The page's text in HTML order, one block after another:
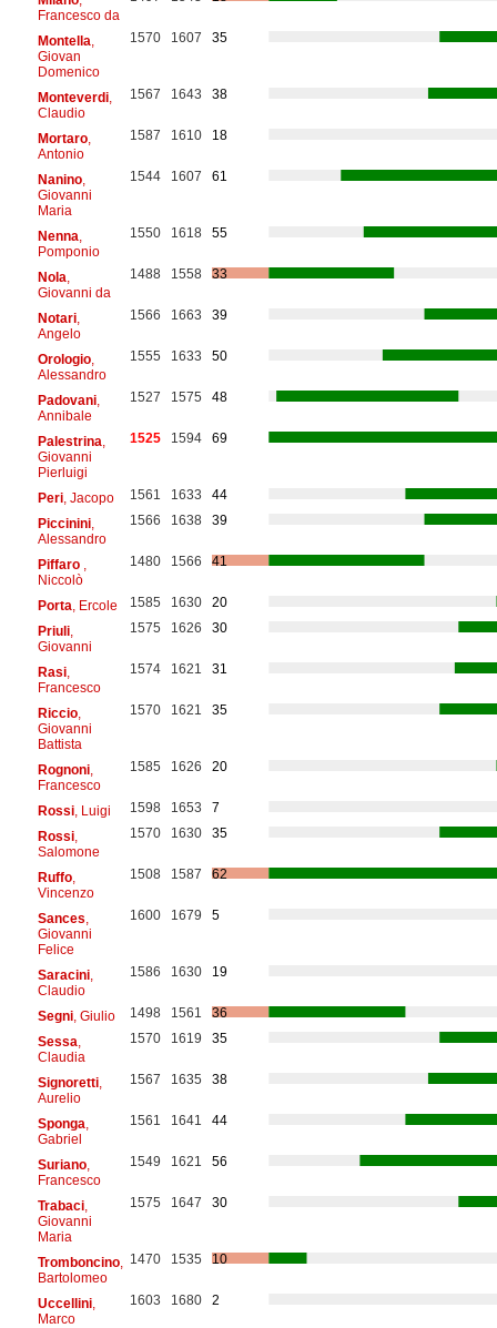
Francesco da
Montella
Giovan
Domenico
1570 1607 35
Monteverdi,
Claudio
1567 1643 38
Mortaro,
Antonio
1587 1610 18
Nanino,
Giovanni
Maria
1544 1607 61
Nenna
Pomponio
1550 1618 55
Nola
Giovanni da
1488 1558 33
Notari,
Angelo
1566 1663 39
Orologio,
Alessandro
1555 1633 50
Padovani,
Annibale
1527 1575 48
Palestrina
Giovanni
Pierluigi
1525 1594 69
Peri, Jacopo 1561 1633
44
Piccinini,
Alessandro
1566 1638 39
Piffaro
Niccolò
1480 1566 41
Porta , Ercole 1585 1630
20
Priuli,
Giovanni
1575 1626 30
Rasi,
Francesco
1574 1621 31
Riccio,
Giovanni
Battista
1570 1621 35
Rognoni,
Francesco
1585 1626 20
Rossi, Luigi 1598 1653
7
Rossi,
Salomone
1570 1630 35
Ruffo,
Vincenzo
1508 1587 62
Sances
Giovanni
Felice
1600 1679 5
Saracini,
Claudio
1586 1630 19
Segni, Giulio 1498 1561
36
Sessa
Claudia
1570 1619 35
Signoretti,
Aurelio
1567 1635 38
Sponga
Gabriel
1561 1641 44
Suriano,
Francesco
1549 1621 56
Trabaci,
Giovanni
Maria
1575 1647 30
Tromboncino,
Bartolomeo
1470 1535 10
Uccellini,
Marco
1603 1680 2